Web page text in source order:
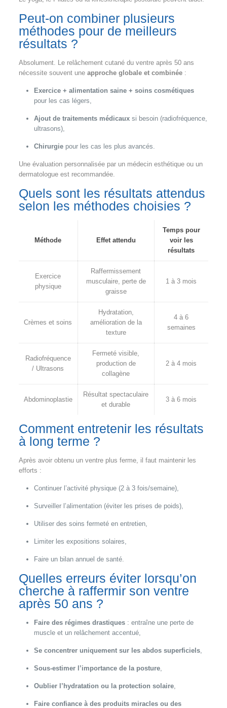
Peut-on combiner plusieurs
méthodes pour de meilleurs
résultats ?
Absolument. Le relâchement cutané du ventre après 50 ans
nécessite souvent une approche globale et combinée:
Exercice + alimentation saine + soins cosmétiques
pour les cas légers,
Ajout de traitements médicauxsi besoin (radiofréquence,
ultrasons),
Chirurgiepour les cas les plus avancés.
Une évaluation personnalisée par un médecin esthétique ou un
dermatologue est recommandée.
Quels sont les résultats attendus
selon les méthodes choisies ?
Méthode Effet attendu
Temps pour
voir les
résultats
Exercice
physique
Raffermissement
musculaire, perte de
graisse
1 à 3 mois
Crèmes et soins
Hydratation,
amélioration de la
texture
4 à 6
semaines
Radiofréquence
/ Ultrasons
Fermeté visible,
production de
collagène
2 à 4 mois
Abdominoplastie
Résultat spectaculaire
et durable
3 à 6 mois
Comment entretenir les résultats
à long terme ?
Après avoir obtenu un ventre plus ferme, il faut maintenir les
efforts :
Continuer l’activité physique (2 à 3 fois/semaine),
Surveiller l’alimentation (éviter les prises de poids),
Utiliser des soins fermeté en entretien,
Limiter les expositions solaires,
Faire un bilan annuel de santé.
Quelles erreurs éviter lorsqu’on
cherche à raffermir son ventre
après 50 ans ?
Faire des régimes drastiques: entraîne une perte de
muscle et un relâchement accentué,
Se concentrer uniquement sur les abdos superficiels,
Sous-estimer l’importance de la posture,
Oublier l’hydratation ou la protection solaire,
Faire confiance à des produits miracles ou des